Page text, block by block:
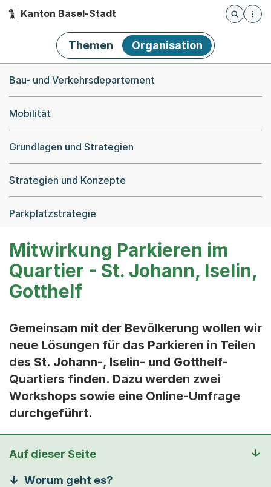
Hauptnavigation
Kanton Basel-Stadt
Öffnet
Themen Organisation
Bau- und Verkehrsdepartement
Mobilität
Grundlagen und Strategien
Strategien und Konzepte
Parkplatzstrategie
Mitwirkung Parkieren im
Quartier - St. Johann, Iselin,
Gotthelf
Gemeinsam mit der Bevölkerung wollen wir
neue Lösungen für das Parkieren in Teilen
des St. Johann-, Iselin- und Gotthelf-
Quartiers finden. Dazu werden zwei
Workshops sowie eine Online-Umfrage
durchgeführt.
Auf dieser Seite
Worum geht es?